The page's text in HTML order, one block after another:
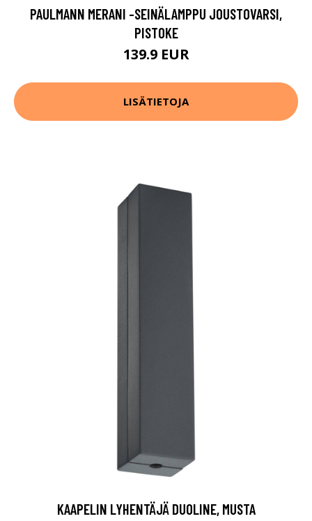
PAULMANN MERANI -SEINÄLAMPPU JOUSTOVARSI,
PISTOKE
139.9 EUR
LISÄTIETOJA
KAAPELIN LYHENTÄJÄ DUOLINE, MUSTA